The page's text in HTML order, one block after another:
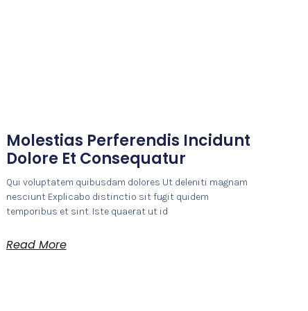
Molestias Perferendis Incidunt
Dolore Et Consequatur
Qui voluptatem quibusdam dolores Ut deleniti magnam
nesciunt Explicabo distinctio sit fugit quidem
temporibus et sint. Iste quaerat ut id
Read More